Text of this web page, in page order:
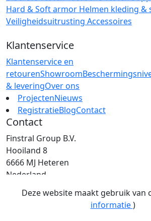
Hard & Soft armor Helmen kleding &
Veiligheidsuitrusting Accessoires
Klantenservice
Klantenservice en
retourenShowroom
& leveringOver ons
ProjectenNieuws
RegistratieBlogContact
Contact
Finstral Group B.V.
Hooiland 8
6666 MJ Heteren
Nederland
E: info@finstral.nl
BTW: NL813263025B01
Deze website maakt gebruik van
informatie)